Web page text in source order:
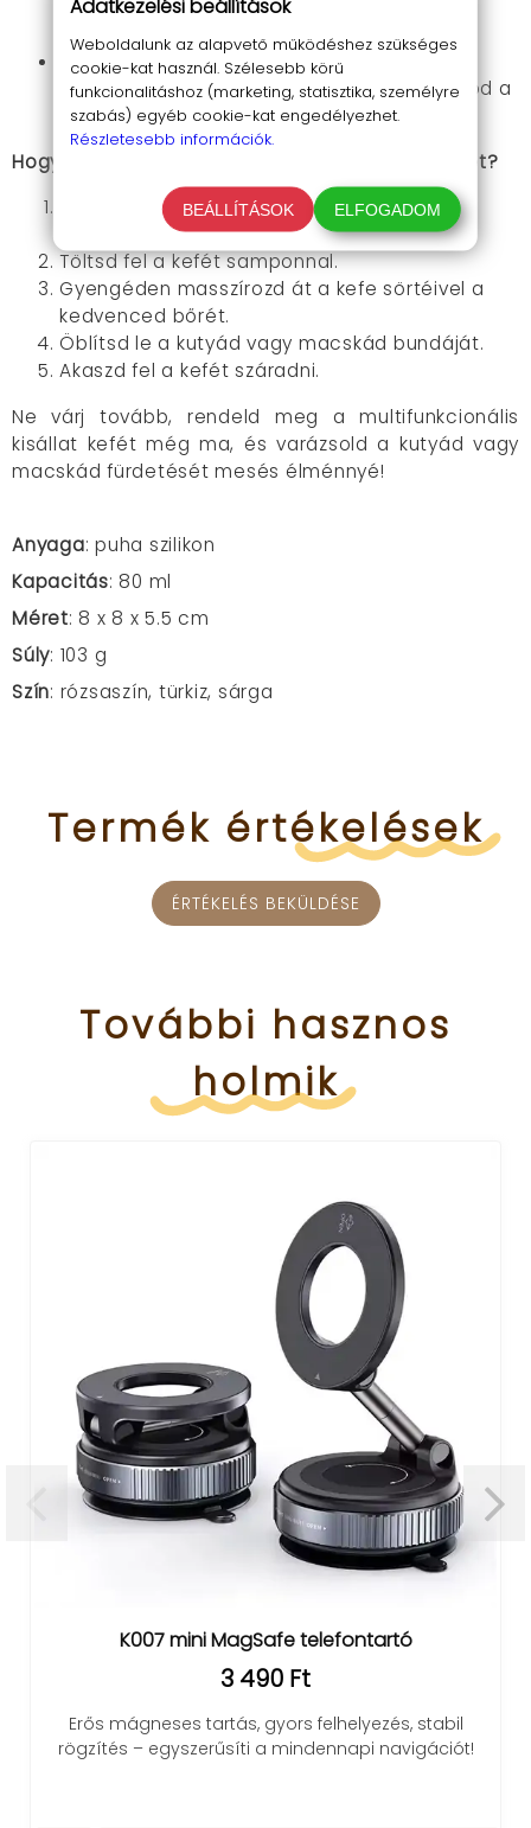
könnyű és kompakt, így bárhol magaddal
viheted.
Gyorsan szárad:A kefe speciális kialakítása
gyorsítja a száradást, így nem kell aggódnod a
nedves szőrért.
Hogyan használd a multifunkcionális kisállat kefét?
Nedvesítsd meg a kutyád vagy macskád
Töltsd fel a kefét samponnal.
Gyengéden masszírozd át a kefe sörtéivel a
kedvenced bőrét.
Öblítsd le a kutyád vagy macskád bundáját.
Akaszd fel a kefét száradni.
Ne várj tovább, rendeld meg a multifunkcionális
kisállat kefét még ma, és varázsold a kutyád vagy
macskád fürdetését mesés élménnyé!
Anyaga: puha szilikon
Kapacitás: 80 ml
Méret: 8 x 8 x 5.5 cm
Súly: 103 g
Szín: rózsaszín, türkiz, sárga
Termék értékelések
ÉRTÉKELÉS BEKÜLDÉSE
További hasznos
holmik
K007 mini MagSafe telefontartó
3 490 Ft
Erős mágneses tartás, gyors felhelyezés, stabil
rögzítés – egyszerűsíti a mindennapi navigációt!
Adatkezelési beállítások
Weboldalunk az alapvető működéshez szükséges
cookie-kat használ. Szélesebb körű
funkcionalitáshoz (marketing, statisztika, személyre
szabás) egyéb cookie-kat engedélyezhet.
Részletesebb információk.
BEÁLLÍTÁSOK ELFOGADOM